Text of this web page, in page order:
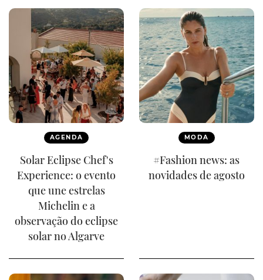
AGENDA
Solar Eclipse Chef's
Experience: o evento
que une estrelas
Michelin e a
observação do eclipse
solar no Algarve
MODA
#Fashion news: as
novidades de agosto